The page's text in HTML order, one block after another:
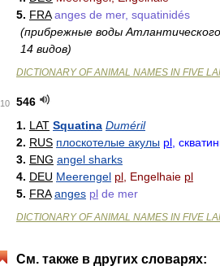
5. FRA anges de mer, squatinidés
(прибрежные воды Атлантического
14 видов)
DICTIONARY OF ANIMAL NAMES IN FIVE
10
546
1. LAT Squatina Duméril
2. RUS плоскотелые акулы pl ,
3. ENG angel sharks
4. DEU Meerengel pl , Engelhaie pl
5. FRA anges pl de mer
DICTIONARY OF ANIMAL NAMES IN FIVE
См. также в других словарях: